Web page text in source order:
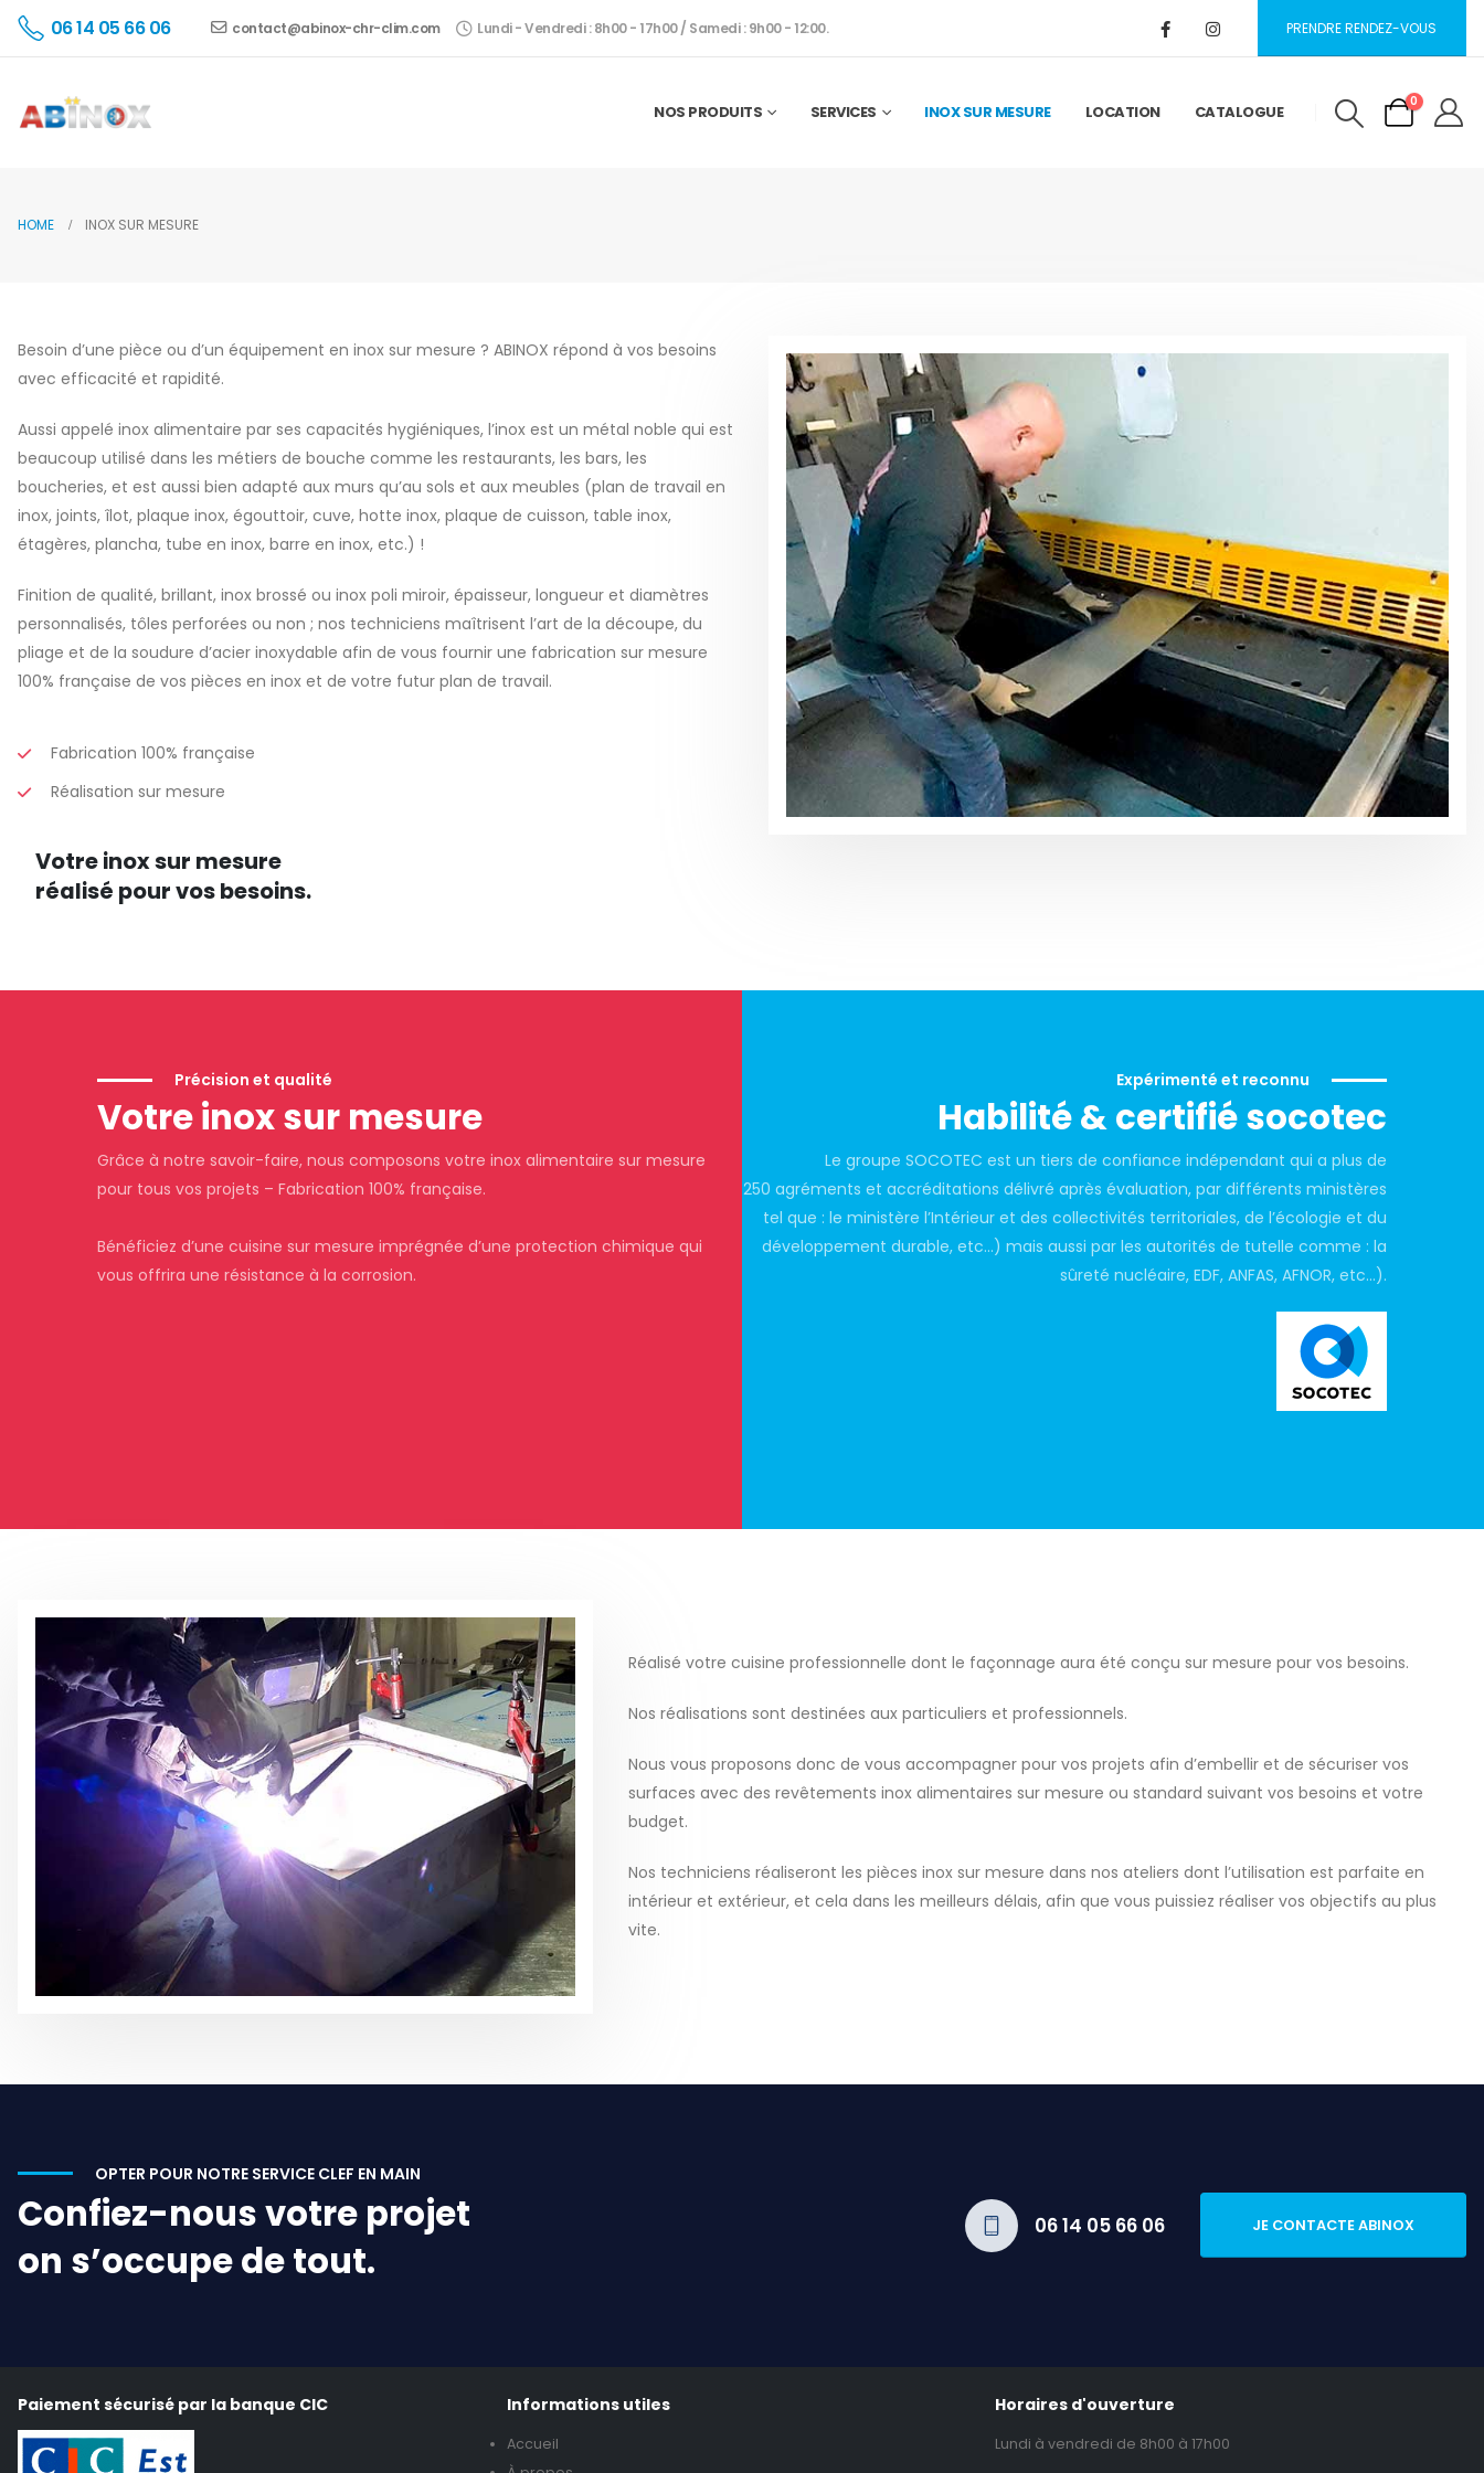
06 14 05 66 06 contact@abinox-chr-clim.com Lundi - Vendredi : 8h00 - 17h00 / Samedi : 9h00 - 12:00. PRENDRE RENDEZ-VOUS
NOS PRODUITS SERVICES INOX SUR MESURE LOCATION CATALOGUE
0
HOME INOX SUR MESURE
Besoin d’une pièce ou d’un équipement en inox sur mesure ? ABINOX répond à vos besoins
avec efficacité et rapidité.
Aussi appelé inox alimentaire par ses capacités hygiéniques, l’inox est un métal noble qui est
beaucoup utilisé dans les métiers de bouche comme les restaurants, les bars, les
boucheries, et est aussi bien adapté aux murs qu’au sols et aux meubles (plan de travail en
inox, joints, îlot, plaque inox, égouttoir, cuve, hotte inox, plaque de cuisson, table inox,
étagères, plancha, tube en inox, barre en inox, etc.) !
Finition de qualité, brillant, inox brossé ou inox poli miroir, épaisseur, longueur et diamètres
personnalisés, tôles perforées ou non ; nos techniciens maîtrisent l’art de la découpe, du
pliage et de la soudure d’acier inoxydable afin de vous fournir une fabrication sur mesure
100% française de vos pièces en inox et de votre futur plan de travail.
Fabrication 100% française
Réalisation sur mesure
Votre inox sur mesure
réalisé pour vos besoins.
Précision et qualité
Votre inox sur mesure
Grâce à notre savoir-faire, nous composons votre inox alimentaire sur mesure
pour tous vos projets – Fabrication 100% française.
Bénéficiez d’une cuisine sur mesure imprégnée d’une protection chimique qui
vous offrira une résistance à la corrosion.
Expérimenté et reconnu
Habilité & certifié socotec
Le groupe SOCOTEC est un tiers de confiance indépendant qui a plus de
250 agréments et accréditations délivré après évaluation, par différents ministères
tel que : le ministère l’Intérieur et des collectivités territoriales, de l’écologie et du
développement durable, etc…) mais aussi par les autorités de tutelle comme : la
sûreté nucléaire, EDF, ANFAS, AFNOR, etc…).
Réalisé votre cuisine professionnelle dont le façonnage aura été conçu sur mesure pour vos besoins.
Nos réalisations sont destinées aux particuliers et professionnels.
Nous vous proposons donc de vous accompagner pour vos projets afin d’embellir et de sécuriser vos
surfaces avec des revêtements inox alimentaires sur mesure ou standard suivant vos besoins et votre
budget.
Nos techniciens réaliseront les pièces inox sur mesure dans nos ateliers dont l’utilisation est parfaite en
intérieur et extérieur, et cela dans les meilleurs délais, afin que vous puissiez réaliser vos objectifs au plus
vite.
OPTER POUR NOTRE SERVICE CLEF EN MAIN
Confiez-nous votre projet
on s’occupe de tout.
06 14 05 66 06 JE CONTACTE ABINOX
Paiement sécurisé par la banque CIC Informations utiles
Accueil
Horaires d'ouverture
Lundi à vendredi de 8h00 à 17h00